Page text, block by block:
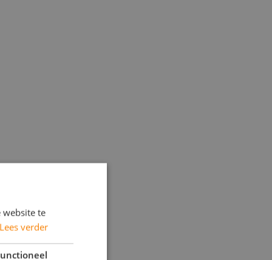
website te
Lees verder